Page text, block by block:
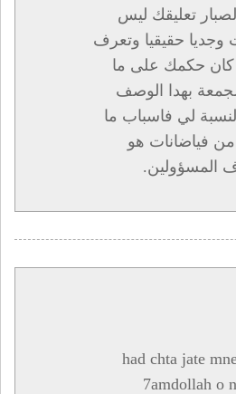
تعليقك ليس
حقيقيا وتعرف
كان حكمك على ما
بهدا الوصف
لي فاسباب ما
فياضانات هو
المسؤولين.
had chta jate
7amdollah o